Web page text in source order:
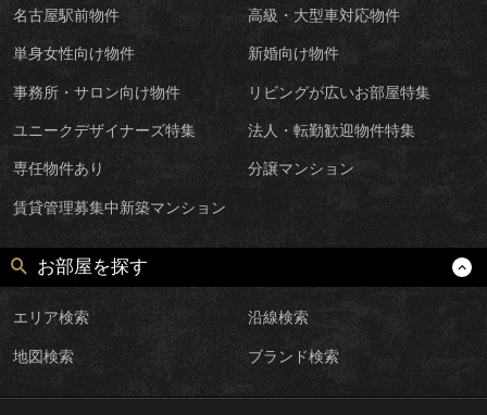
名古屋駅前物件 高級・大型車対応物件
単身女性向け物件 新婚向け物件
事務所・サロン向け物件 リビングが広いお部屋特集
ユニークデザイナーズ特集 法人・転勤歓迎物件特集
専任物件あり 分譲マンション
賃貸管理募集中新築マンション
お部屋を探す
エリア検索 沿線検索
地図検索 ブランド検索